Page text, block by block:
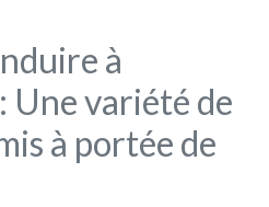
à
variété de
à portée de